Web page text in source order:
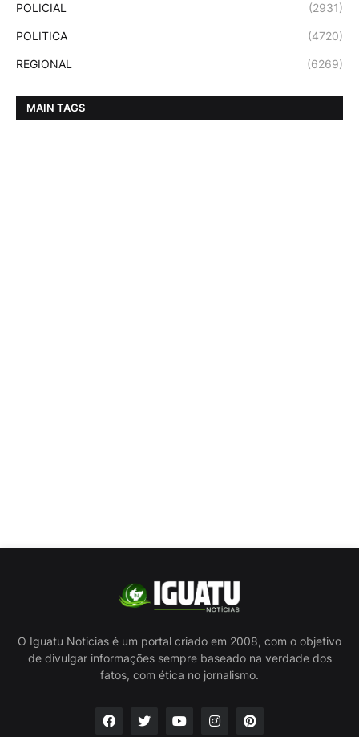
POLICIAL (2931)
POLITICA (4720)
REGIONAL (6269)
MAIN TAGS
O Iguatu Noticias é um portal criado em 2008, com o objetivo
de divulgar informações sempre baseado na verdade dos
fatos, com ética no jornalismo.